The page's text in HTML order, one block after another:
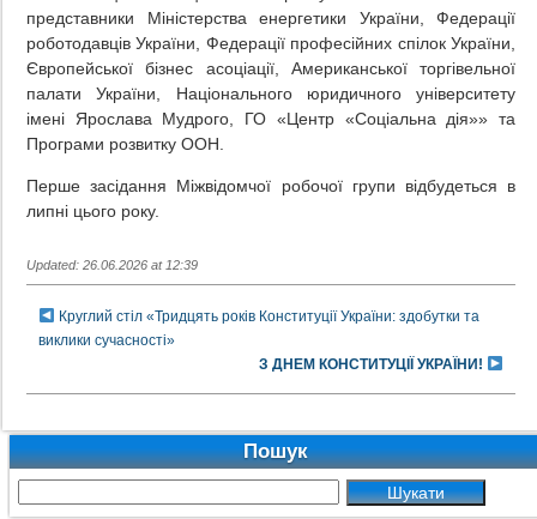
представники Міністерства енергетики України, Федерації
роботодавців України, Федерації професійних спілок України,
Європейської бізнес асоціації, Американської торгівельної
палати України, Національного юридичного університету
імені Ярослава Мудрого, ГО «Центр «Соціальна дія»» та
Програми розвитку ООН.
Перше засідання Міжвідомчої робочої групи відбудеться в
липні цього року.
Updated: 26.06.2026 at 12:39
Круглий стіл «Тридцять років Конституції України: здобутки та
виклики сучасності»
З ДНЕМ КОНСТИТУЦІЇ УКРАЇНИ!
Пошук